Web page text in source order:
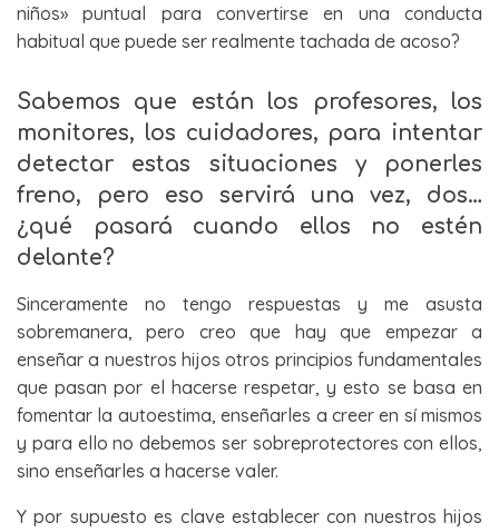
niños» puntual para convertirse en una conducta
habitual que puede ser realmente tachada de acoso?
Sabemos que están los profesores, los
monitores, los cuidadores, para intentar
detectar estas situaciones y ponerles
freno, pero eso servirá una vez, dos…
¿qué pasará cuando ellos no estén
delante?
Sinceramente no tengo respuestas y me asusta
sobremanera, pero creo que hay que empezar a
enseñar a nuestros hijos otros principios fundamentales
que pasan por el hacerse respetar, y esto se basa en
fomentar la autoestima, enseñarles a creer en sí mismos
y para ello no debemos ser sobreprotectores con ellos,
sino enseñarles a hacerse valer.
Y por supuesto es clave establecer con nuestros hijos